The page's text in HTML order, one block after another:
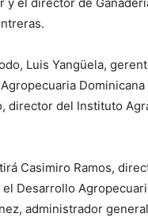
y el director de
Luis Yangüela,
Dominicana
director del Instituto
Casimiro Ramos,
el Desarrollo
administrador